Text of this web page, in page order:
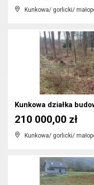
Kunkowa/ gorlicki/
Kunkowa działka
Kunkowa/ gorlicki/
210 000,00 zł